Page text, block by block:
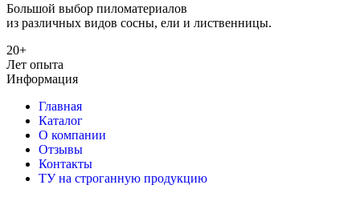
Большой выбор пиломатериалов
из различных видов сосны, ели и лиственницы.
20+
Лет опыта
Информация
Главная
Каталог
О компании
Отзывы
Контакты
ТУ на строганную продукцию